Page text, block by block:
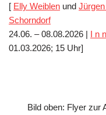
[ Elly Weiblen und
Schorndorf
24.06. – 08.08.2026 | I n
01.03.2026; 15 Uhr]
Bild oben: Flyer zur